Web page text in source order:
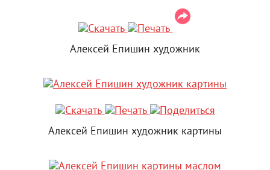
Алексей Епишин художник
Алексей Епишин художник картины